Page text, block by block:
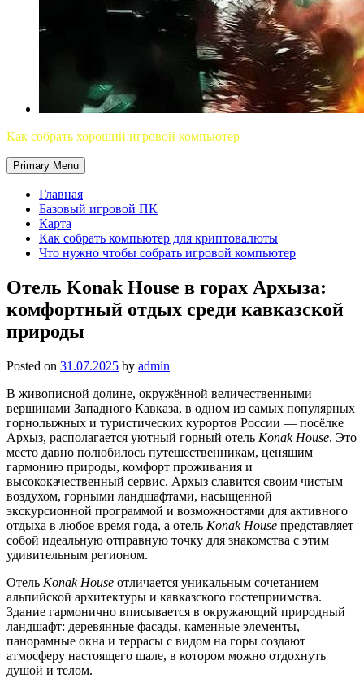
Как собрать хороший игровой компьютер
Primary Menu
Главная
Базовый игровой ПК
Карта
Как собрать компьютер для криптовалюты
Что нужно чтобы собрать игровой компьютер
Отель Konak House в горах Архыза:
комфортный отдых среди кавказской
природы
Posted on 31.07.2025 by admin
В живописной долине, окружённой величественными
вершинами Западного Кавказа, в одном из самых популярных
горнолыжных и туристических курортов России — посёлке
Архыз, располагается уютный горный отель Konak House. Это
место давно полюбилось путешественникам, ценящим
гармонию природы, комфорт проживания и
высококачественный сервис. Архыз славится своим чистым
воздухом, горными ландшафтами, насыщенной
экскурсионной программой и возможностями для активного
отдыха в любое время года, а отель Konak House представляет
собой идеальную отправную точку для знакомства с этим
удивительным регионом.
Отель Konak House отличается уникальным сочетанием
альпийской архитектуры и кавказского гостеприимства.
Здание гармонично вписывается в окружающий природный
ландшафт: деревянные фасады, каменные элементы,
панорамные окна и террасы с видом на горы создают
атмосферу настоящего шале, в котором можно отдохнуть
душой и телом.